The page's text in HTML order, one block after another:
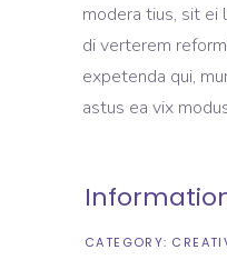
modera tius, sit ei
di verterem
expetenda qui,
astus ea vix
CATEGORY: